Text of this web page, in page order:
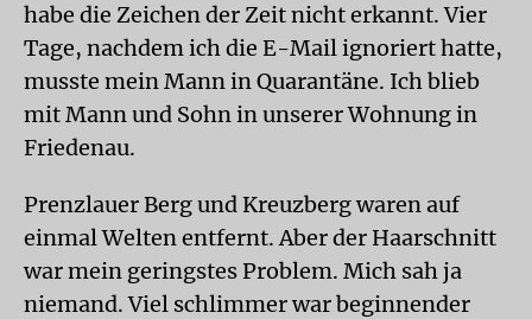
habe die Zeichen der Zeit nicht erkannt. Vier
Tage, nachdem ich die E-Mail ignoriert hatte,
musste mein Mann in Quarantäne. Ich blieb
mit Mann und Sohn in unserer Wohnung in
Friedenau.
Prenzlauer Berg und Kreuzberg waren auf
einmal Welten entfernt. Aber der Haarschnitt
war mein geringstes Problem. Mich sah ja
niemand. Viel schlimmer war beginnender